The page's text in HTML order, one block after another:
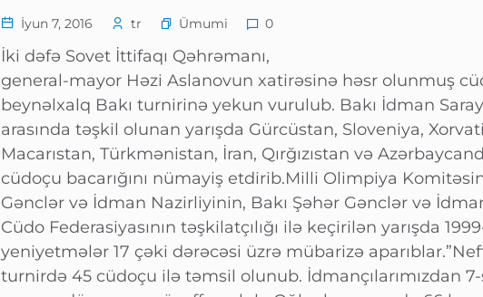
İyun 7, 2016 tr Ümumi 0
İki dəfə Sovet İttifaqı Qəhrəmanı,
general-mayor Həzi Aslanovun xatirəsinə həsr olunmuş
beynəlxalq Bakı turnirinə yekun vurulub. Bakı İdman
arasında təşkil olunan yarışda Gürcüstan, Sloveniya,
Macarıstan, Türkmənistan, İran, Qırğızıstan və
cüdoçu bacarığını nümayiş etdirib.Milli Olimpiya
Gənclər və İdman Nazirliyinin, Bakı Şəhər Gənclər və
Cüdo Federasiyasının təşkilatçılığı ilə keçirilən yarışda
yeniyetmələr 17 çəki dərəcəsi üzrə mübarizə
turnirdə 45 cüdoçu ilə təmsil olunub. İdmançılarımızdan